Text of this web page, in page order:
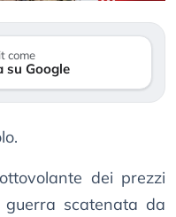
come
su Google
dei prezzi
guerra scatenata da